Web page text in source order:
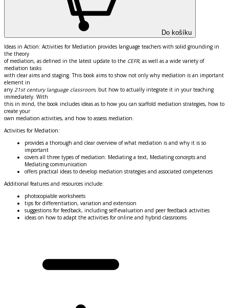
Do košíku
Ideas in Action: Activities for Mediation provides language teachers with solid grounding in
the theory
of mediation, as defined in the latest update to the CEFR, as well as a wide variety of
mediation tasks
with clear aims and staging. This book aims to show not only why mediation is an important
element in
any 21st century language classroom, but how to actually integrate it in your teaching
immediately. With
this in mind, the book includes ideas as to how you can scaffold mediation strategies, how to
create your
own mediation activities, and how to assess mediation.
Activities for Mediation:
provides a thorough and clear overview of what mediation is and why it is so
important
covers all three types of mediation: Mediating a text, Mediating concepts and
Mediating communication
offers practical ideas to develop mediation strategies and associated competences
Additional features and resources include:
photocopiable worksheets
tips for differentiation, variation and extension
suggestions for feedback, including self-evaluation and peer feedback activities
ideas on how to adapt the activities for online and hybrid classrooms